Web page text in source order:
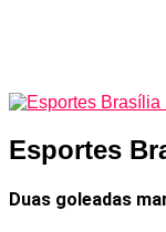
Esportes
Duas goleadas